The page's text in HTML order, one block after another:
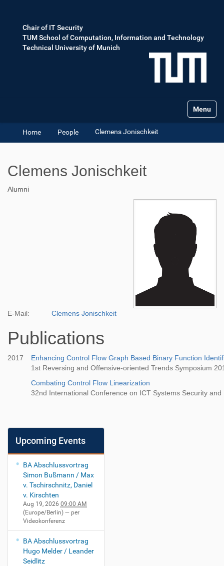
Chair of IT Security
TUM School of Computation, Information and Technology
Technical University of Munich
Toggle
Home People Clemens Jonischkeit
Clemens Jonischkeit
Alumni
E-Mail: Clemens Jonischkeit
Publications
2017
Enhancing Control Flow Graph Based Binary Function
1st Reversing and Offensive-oriented Trends Symposium
Combating Control Flow Linearization
32nd International Conference on ICT Systems Security
Upcoming Events
BA Abschlussvortrag
Simon Bußmann / Max
v. Tschirschnitz, Daniel
v. Kirschten
Aug 19, 2026 09:00 AM
(Europe/Berlin) — per
Videokonferenz
BA Abschlussvortrag
Hugo Melder / Leander
Seidlitz